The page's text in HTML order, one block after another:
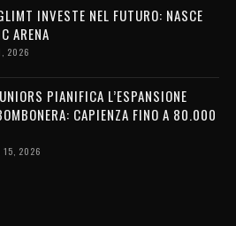
INVESTE NEL FUTURO: NASCE
ARENA
2026
PIANIFICA L’ESPANSIONE
CAPIENZA FINO A 80.000
15, 2026